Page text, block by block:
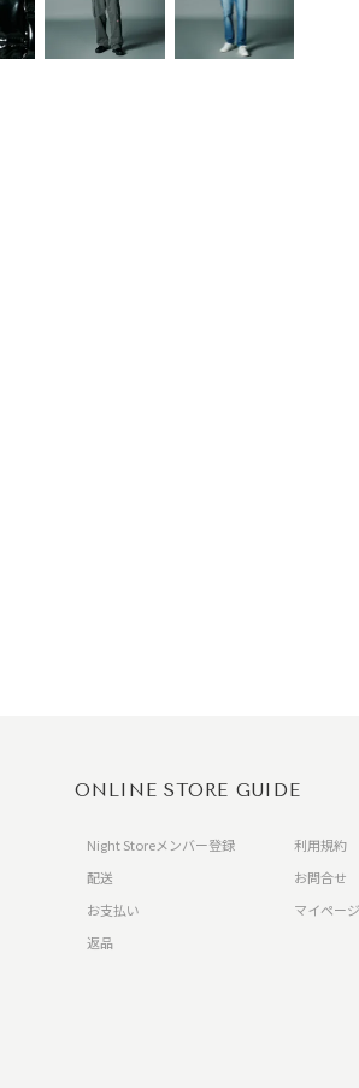
ONLINE STORE GUIDE
Night Storeメンバー登録
配送
お支払い
返品
利用規約
お問合せ
マイページ